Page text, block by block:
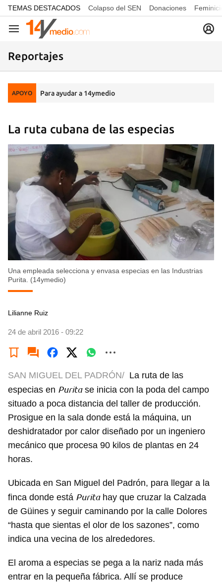
common.go-to-content
TEMAS DESTACADOS Colapso del SEN Donaciones
Navegación
Reportajes
APOYO Para ayudar a 14ymedio
La ruta cubana de las especias
Una empleada selecciona y envasa especias en las Industrias
Purita. (14ymedio)
Lilianne Ruiz
24 de abril 2016 - 09:22
SAN MIGUEL DEL PADRÓN/ La ruta de las
especias en Puritase inicia con la poda del campo
situado a poca distancia del taller de producción.
Prosigue en la sala donde está la máquina, un
deshidratador por calor diseñado por un ingeniero
mecánico que procesa 90 kilos de plantas en 24
horas.
Ubicada en San Miguel del Padrón, para llegar a la
finca donde está Puritahay que cruzar la Calzada
de Güines y seguir caminando por la calle Dolores
“hasta que sientas el olor de los sazones”, como
indica una vecina de los alrededores.
El aroma a especias se pega a la nariz nada más
entrar en la pequeña fábrica. Allí se produce